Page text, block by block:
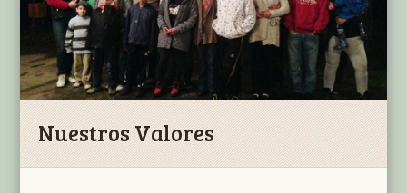
Nuestros Valores